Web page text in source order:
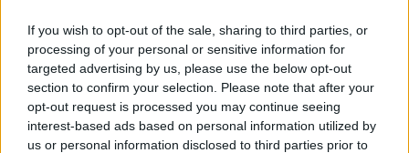
If you wish to opt-out of the sale, sharing to third parties, or
processing of your personal or sensitive information for
targeted advertising by us, please use the below opt-out
section to confirm your selection. Please note that after your
opt-out request is processed you may continue seeing
interest-based ads based on personal information utilized by
us or personal information disclosed to third parties prior to
difficoltosa la sua identificazione, oltre a celare il volto,
durante i colpi applicava sui propri avambracci due bende, per
coprire dei grossi e particolari tatuaggi. Oltre ad essere il capo della
banda,il 25enne era probabilmente anche il basista, anche
perché negli anni scorsi aveva dimorato a lungo in terra aretina e
conosceva bene la rete viaria e gli obiettivi più appetibili da colpire.